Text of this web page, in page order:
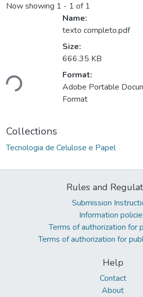
Now showing 1 - 1 of 1
Loading...
Name:
texto completo.pdf
Size:
666.35 KB
Format:
Adobe Portable
Format
Collections
Tecnologia de Celulose e Papel
Rules and
Submission
Information
Terms of authorization for
Terms of authorization for
Help
Contact
About